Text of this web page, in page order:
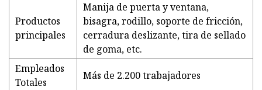
Productos
principales
Manija de puerta y ventana,
bisagra, rodillo, soporte de fricción,
cerradura deslizante, tira de sellado
de goma, etc.
Empleados
Totales
Más de 2.200 trabajadores